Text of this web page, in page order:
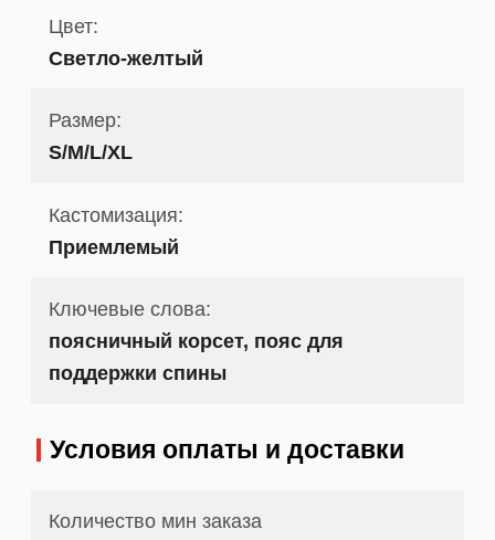
Цвет:
Светло-желтый
Размер:
S/M/L/XL
Кастомизация:
Приемлемый
Ключевые слова:
поясничный корсет, пояс для
поддержки спины
Условия оплаты и доставки
Количество мин заказа